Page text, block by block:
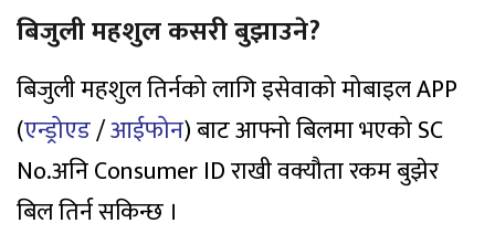
बिजुली महशुल कसरी बुझाउने?
बिजुली महशुल तिर्नको लागि इसेवाको मोबाइल APP
(एन्ड्रोएड/आईफोन) बाट आफ्नो बिलमा भएको SC
No.अनि Consumer ID राखी वक्यौता रकम बुझेर
बिल तिर्न सकिन्छ ।